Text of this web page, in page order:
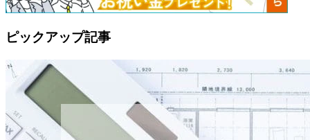
ピックアップ記事